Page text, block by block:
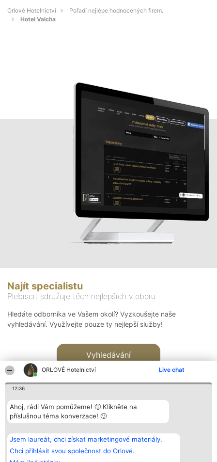
ORLOVÉ Hotelnictví Live chat
12:36
Ahoj, rádi Vám pomůžeme! 🙂 Klikněte na
příslušnou téma konverzace! 🙂
Jsem laureát, chci získat marketingové materiály.
Chci přihlásit svou společnost do Orlové.
Orlové Hotelnictví
Pořadí nejlépe hodnocených firem.
Hotel Valcha
Najít specialistu
Plebiscit sdružuje těch nejlepších v oboru
Hledáte odborníka ve Vašem okolí? Vyzkoušejte naše
vyhledávání. Využívejte pouze ty nejlepší služby!
Vyhledávání
Bright Side Solutions sp. z o.
o. sp. k.
ul. Ruska 22
Wrocław 50-079
Vítězové
Seznam všech
laureátů
Zásady
Kontakt